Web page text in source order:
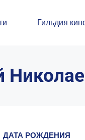
Гильдия
ДАТА РОЖДЕНИЯ